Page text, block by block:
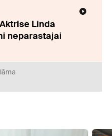
Linda
neparastajai